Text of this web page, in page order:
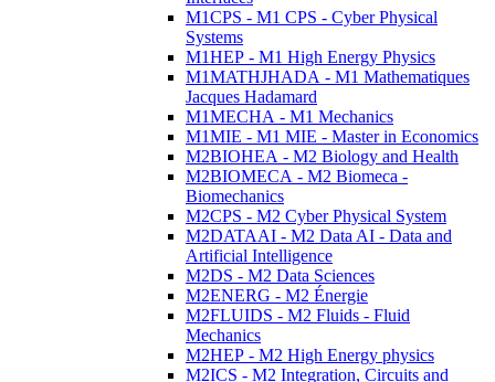
M1CPS - M1 CPS - Cyber Physical
Systems
M1HEP - M1 High Energy Physics
M1MATHJHADA - M1 Mathematiques
Jacques Hadamard
M1MECHA - M1 Mechanics
M1MIE - M1 MIE - Master in Economics
M2BIOHEA - M2 Biology and Health
M2BIOMECA - M2 Biomeca -
Biomechanics
M2CPS - M2 Cyber Physical System
M2DATAAI - M2 Data AI - Data and
Artificial Intelligence
M2DS - M2 Data Sciences
M2ENERG - M2 Énergie
M2FLUIDS - M2 Fluids - Fluid
Mechanics
M2HEP - M2 High Energy physics
M2ICS - M2 Integration, Circuits and